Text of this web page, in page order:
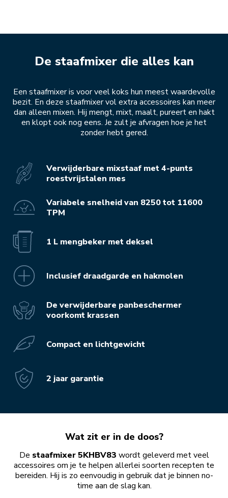
De staafmixer die alles kan
Een staafmixer is voor veel koks hun meest waardevolle
bezit. En deze staafmixer vol extra accessoires kan meer
dan alleen mixen. Hij mengt, mixt, maalt, pureert en hakt
en klopt ook nog eens. Je zult je afvragen hoe je het
zonder hebt gered.
Verwijderbare mixstaaf met 4-punts
roestvrijstalen mes
Variabele snelheid van 8250 tot 11600
TPM
1 L mengbeker met deksel
Inclusief draadgarde en hakmolen
De verwijderbare panbeschermer
voorkomt krassen
Compact en lichtgewicht
2 jaar garantie
Wat zit er in de doos?
De staafmixer 5KHBV83 wordt geleverd met veel
accessoires om je te helpen allerlei soorten recepten te
bereiden. Hij is zo eenvoudig in gebruik dat je binnen no-
time aan de slag kan.